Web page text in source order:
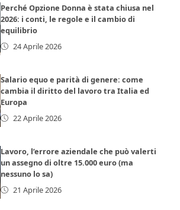
Perché Opzione Donna è stata chiusa nel
2026: i conti, le regole e il cambio di
equilibrio
24 Aprile 2026
Salario equo e parità di genere: come
cambia il diritto del lavoro tra Italia ed
Europa
22 Aprile 2026
Lavoro, l’errore aziendale che può valerti
un assegno di oltre 15.000 euro (ma
nessuno lo sa)
21 Aprile 2026